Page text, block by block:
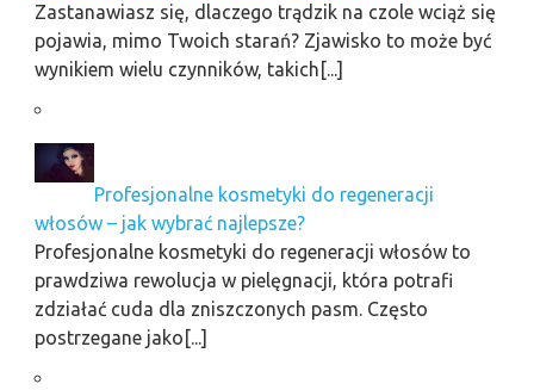
Zastanawiasz się, dlaczego trądzik na czole wciąż się
pojawia, mimo Twoich starań? Zjawisko to może być
wynikiem wielu czynników, takich[...]
Profesjonalne kosmetyki do regeneracji
włosów – jak wybrać najlepsze?
Profesjonalne kosmetyki do regeneracji włosów to
prawdziwa rewolucja w pielęgnacji, która potrafi
zdziałać cuda dla zniszczonych pasm. Często
postrzegane jako[...]